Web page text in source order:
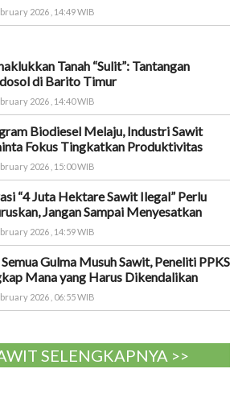
2026 , 14:49 WIB
Tanah “Sulit”: Tantangan
di Barito Timur
2026 , 14:40 WIB
Biodiesel Melaju, Industri Sawit
Fokus Tingkatkan Produktivitas
2026 , 15:00 WIB
“4 Juta Hektare Sawit Ilegal” Perlu
Jangan Sampai Menyesatkan
2026 , 14:59 WIB
Gulma Musuh Sawit, Peneliti PPKS
Mana yang Harus Dikendalikan
2026 , 06:55 WIB
SELENGKAPNYA >>